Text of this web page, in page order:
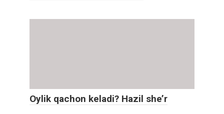
Oylik qachon keladi? Hazil she’r